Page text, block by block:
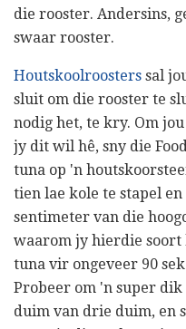
die rooster. Andersins,
swaar rooster.
Houtskoolroosters sal
sluit om die rooster te
nodig het, te kry. Om
jy dit wil hê, sny die
tuna op 'n
tien lae kole te stapel
sentimeter van die
waarom jy hierdie
tuna vir ongeveer 90
Probeer om 'n super dik
duim van drie duim, en